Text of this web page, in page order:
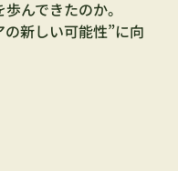
んできたのか。
新しい可能性”に向